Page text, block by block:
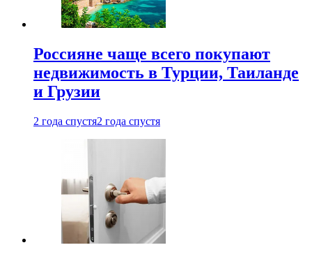
Россияне чаще всего покупают
недвижимость в Турции, Таиланде
и Грузии
2 года спустя2 года спустя